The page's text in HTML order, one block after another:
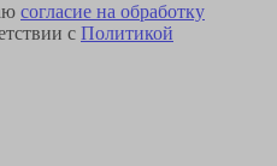
согласие на обработку
с Политикой